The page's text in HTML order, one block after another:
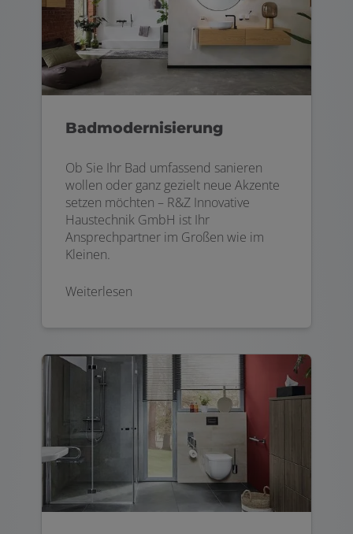
Badmodernisierung
Ob Sie Ihr Bad umfassend sanieren
wollen oder ganz gezielt neue Akzente
setzen möchten – R&Z Innovative
Haustechnik GmbH ist Ihr
Ansprechpartner im Großen wie im
Kleinen.
Weiterlesen